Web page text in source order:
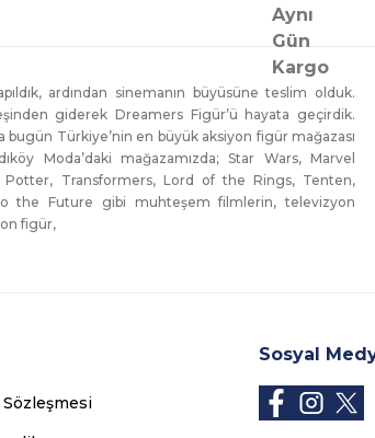
ardından sinemanın büyüsüne teslim olduk.
giderek Dreamers Figür’ü hayata geçirdik.
bugün Türkiye’nin en büyük aksiyon figür mağazası
Moda’daki mağazamızda; Star Wars, Marvel
Potter, Transformers, Lord of the Rings, Tenten,
the Future gibi muhteşem filmlerin, televizyon
figür,
Sözleşmesi
Sosyal